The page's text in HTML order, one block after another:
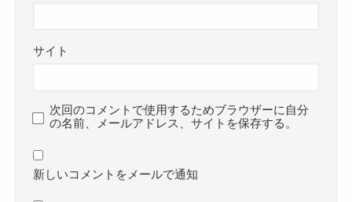
サイト
次回のコメントで使用するためブラウザーに自分
の名前、メールアドレス、サイトを保存する。
新しいコメントをメールで通知